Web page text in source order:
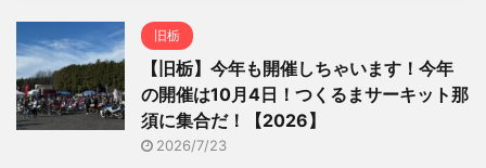
旧栃
【旧栃】今年も開催しちゃいます！今年
の開催は10月4日！つくるまサーキット那
須に集合だ！【2026】
2026/7/23